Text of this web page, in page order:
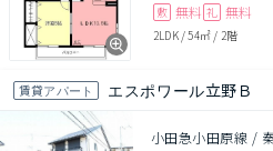
敷 無料 礼 無料
2LDK/54㎡ / 2階
賃貸アパート エスポワール立野Ｂ
小田急小田原線 /